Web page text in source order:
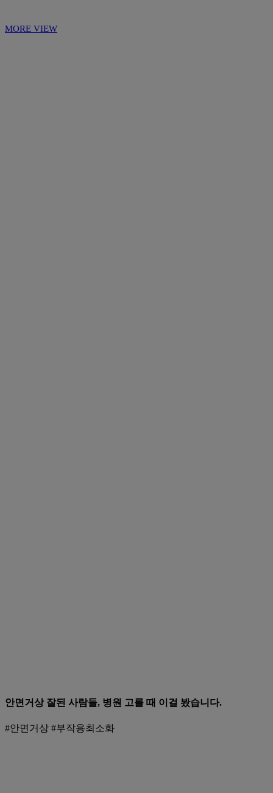
MORE VIEW
안면거상 잘된 사람들, 병원 고를 때 이걸 봤습니다.
#안면거상 #부작용최소화